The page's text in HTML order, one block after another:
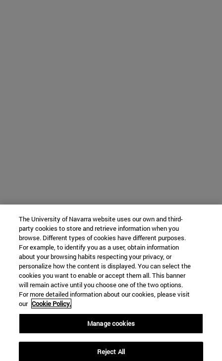
The University of Navarra website uses our own and third-
party cookies to store and retrieve information when you
browse. Different types of cookies have different purposes.
For example, to identify you as a user, obtain information
about your browsing habits respecting your privacy, or
personalize how the content is displayed. You can select the
cookies you want to enable or accept them all. This banner
will remain active until you choose one of the two options.
For more detailed information about our cookies, please visit
our Cookie Policy.
Manage cookies
Reject All